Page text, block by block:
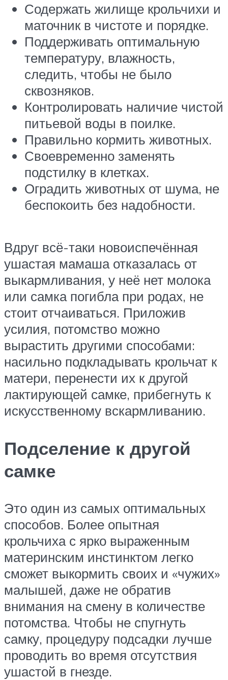
Содержать жилище крольчихи и
маточник в чистоте и порядке.
Поддерживать оптимальную
температуру, влажность,
следить, чтобы не было
сквозняков.
Контролировать наличие чистой
питьевой воды в поилке.
Правильно кормить животных.
Своевременно заменять
подстилку в клетках.
Оградить животных от шума, не
беспокоить без надобности.
Вдруг всё-таки новоиспечённая
ушастая мамаша отказалась от
выкармливания, у неё нет молока
или самка погибла при родах, не
стоит отчаиваться. Приложив
усилия, потомство можно
вырастить другими способами:
насильно подкладывать крольчат к
матери, перенести их к другой
лактирующей самке, прибегнуть к
искусственному вскармливанию.
Подселение к другой
самке
Это один из самых оптимальных
способов. Более опытная
крольчиха с ярко выраженным
материнским инстинктом легко
сможет выкормить своих и «чужих»
малышей, даже не обратив
внимания на смену в количестве
потомства. Чтобы не спугнуть
самку, процедуру подсадки лучше
проводить во время отсутствия
ушастой в гнезде.